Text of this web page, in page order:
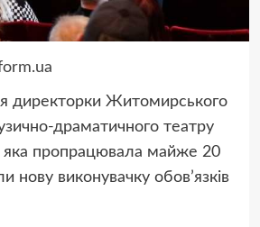
директорки Житомирського
драматичного театру
яка пропрацювала майже 20
нову виконувачку обов’язків